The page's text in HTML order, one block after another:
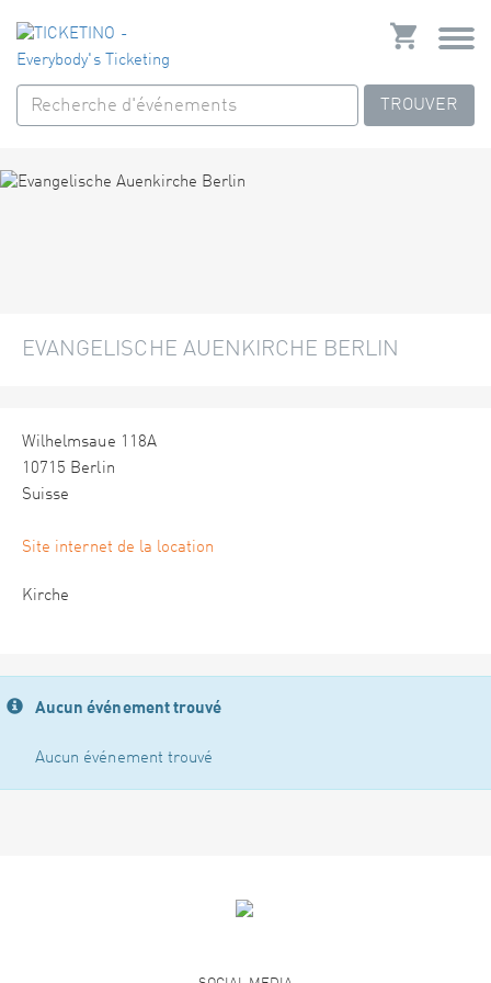
TROUVER
EVANGELISCHE AUENKIRCHE BERLIN
Wilhelmsaue 118A
10715 Berlin
Suisse
Site internet de la location
Kirche
Aucun événement trouvé
Aucun événement trouvé